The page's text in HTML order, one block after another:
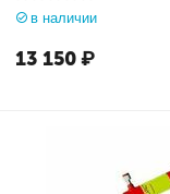
в наличии
13 150₽